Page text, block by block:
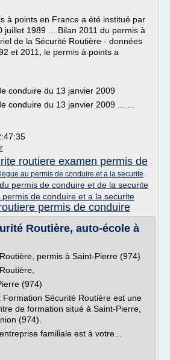
à points en France a été institué par
juillet 1989 ... Bilan 2011 du permis à
de la Sécurité Routière - données
et 2011, le permis à points a
conduire du 13 janvier 2009
conduire du 13 janvier 2009 ... ...
routiere examen permis de
au permis de conduire et a la securite
permis de conduire et de la securite
de conduire et a la securite
permis de conduire
Routière, auto-école à
permis à Saint-Pierre (974)
(974)
Formation Sécurité Routière est une
de formation situé à Saint-Pierre,
(974).
familiale est à votre...